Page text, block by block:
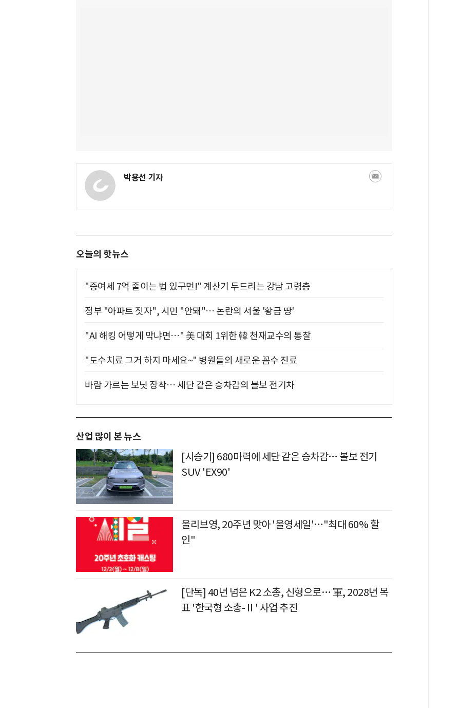
박용선 기자
오늘의 핫뉴스
"증여세 7억 줄이는 법 있구먼!" 계산기 두드리는 강남 고령층
정부 "아파트 짓자", 시민 "안돼"… 논란의 서울 '황금 땅'
"AI 해킹 어떻게 막냐면…" 美 대회 1위한 韓 천재교수의 통찰
"도수치료 그거 하지 마세요~" 병원들의 새로운 꼼수 진료
바람 가르는 보닛 장착… 세단 같은 승차감의 볼보 전기차
산업 많이 본 뉴스
[시승기] 680마력에 세단 같은 승차감… 볼보 전기
SUV 'EX90'
올리브영, 20주년 맞아 '올영세일'…"최대 60% 할
인"
[단독] 40년 넘은 K2 소총, 신형으로… 軍, 2028년 목
표 '한국형 소총-Ⅱ' 사업 추진